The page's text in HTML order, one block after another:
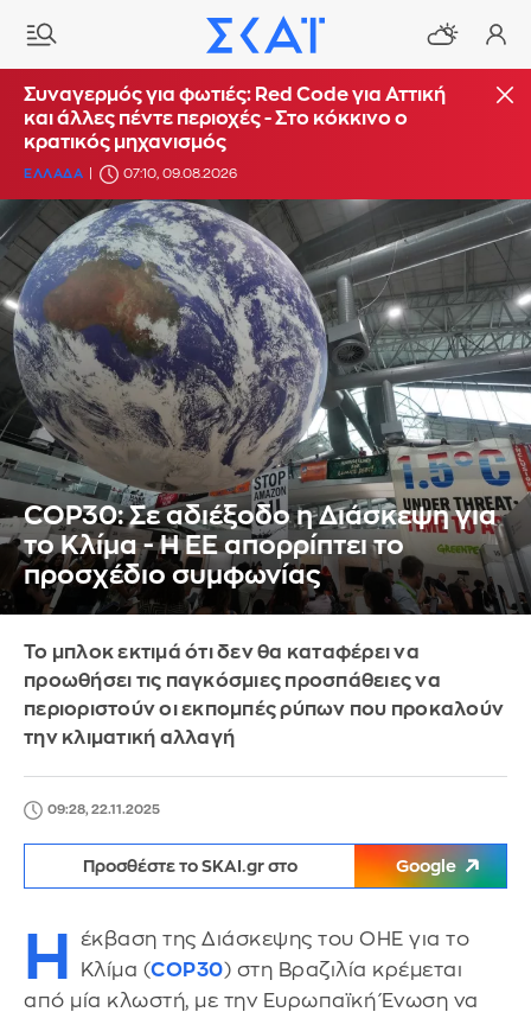
Συναγερμός για φωτιές: Red Code για Αττική
και άλλες πέντε περιοχές - Στο κόκκινο ο
κρατικός μηχανισμός
ΕΛΛΑΔΑ 07:10, 09.08.2026
COP30: Σε αδιέξοδο η Διάσκεψη για
το Κλίμα - Η ΕΕ απορρίπτει το
προσχέδιο συμφωνίας
Το μπλοκ εκτιμά ότι δεν θα καταφέρει να
προωθήσει τις παγκόσμιες προσπάθειες να
περιοριστούν οι εκπομπές ρύπων που προκαλούν
την κλιματική αλλαγή
09:28, 22.11.2025
Προσθέστε το SKAI.gr στο Google
Η
έκβαση της Διάσκεψης του ΟΗΕ για το
Κλίμα (COP30) στη Βραζιλία κρέμεται
από μία κλωστή, με την Ευρωπαϊκή Ένωση να